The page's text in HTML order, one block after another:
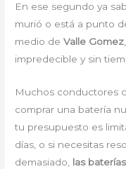
En ese segundo ya
murió o está a punto
medio deValle Gomez
impredecible y sin
Muchos conductores
comprar una batería
tu presupuesto es
días, o si necesitas
demasiado, las